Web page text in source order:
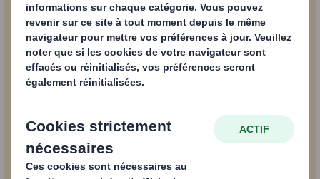
Tout ce qu'il faut
savoir sur l'emballage
des fruits et légumes
. .